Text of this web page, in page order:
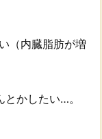
（内臓脂肪が増
かしたい…。